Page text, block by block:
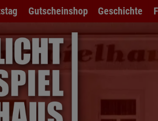
Gutscheinshop Geschichte